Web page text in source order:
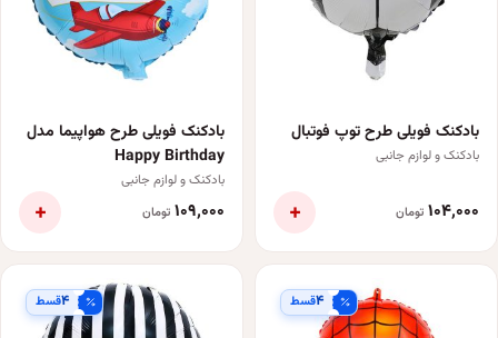
بادکنک فویلی طرح توپ فوتبال
بادکنک و لوازم جانبی
۱۰۴٬۰۰۰ تومان +
بادکنک فویلی طرح هواپیما مدل
Happy Birthday
بادکنک و لوازم جانبی
۱۰۹٬۰۰۰ تومان +
۴قسط ۴قسط